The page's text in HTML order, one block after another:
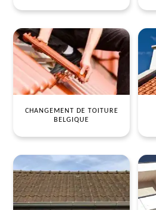
CHANGEMENT DE TOITURE
BELGIQUE